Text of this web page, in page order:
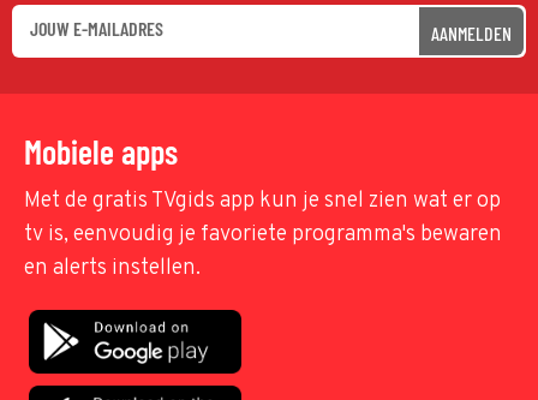
AANMELDEN
Mobiele apps
Met de gratis TVgids app kun je snel zien wat er op
tv is, eenvoudig je favoriete programma's bewaren
en alerts instellen.